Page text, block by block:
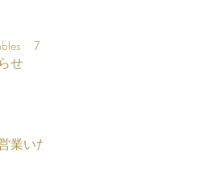
7
せ
業いた